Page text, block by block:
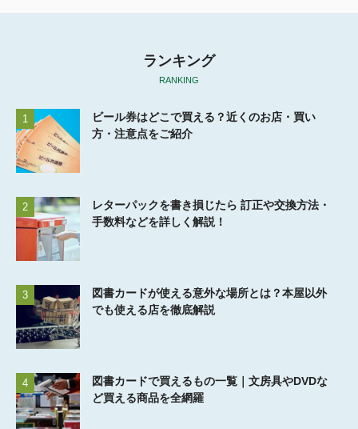
ランキング
RANKING
1
ビール券はどこで買える？近くのお店・買い
方・注意点をご紹介
2
レターパックを書き損じたら 訂正や交換方法・
手数料などを詳しく解説！
3
図書カードが使える意外な場所とは？本屋以外
でも使える店を徹底解説
4
図書カードで買えるもの一覧｜文房具やDVDな
ど買える商品を全網羅